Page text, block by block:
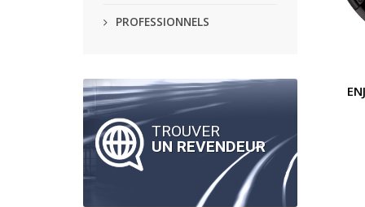
PROFESSIONNELS
TROUVER
UN REVENDEUR